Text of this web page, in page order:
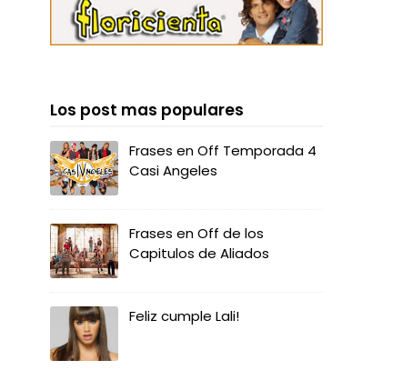
Los post mas populares
Frases en Off Temporada 4
Casi Angeles
Frases en Off de los
Capitulos de Aliados
Feliz cumple Lali!